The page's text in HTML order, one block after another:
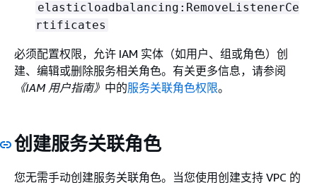
elasticloadbalancing:RemoveListenerCe
rtificates
必须配置权限，允许 IAM 实体（如用户、组或角色）创
建、编辑或删除服务相关角色。有关更多信息，请参阅
《IAM 用户指南》 中的服务关联角色权限。
创建服务关联角色
您无需手动创建服务关联角色。当您使用创建支持 VPC 的